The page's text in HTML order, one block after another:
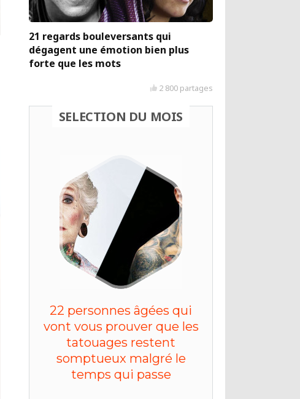
21 regards bouleversants qui
dégagent une émotion bien plus
forte que les mots
2 800 partages
SELECTION DU MOIS
22 personnes âgées qui
vont vous prouver que les
tatouages restent
somptueux malgré le
temps qui passe